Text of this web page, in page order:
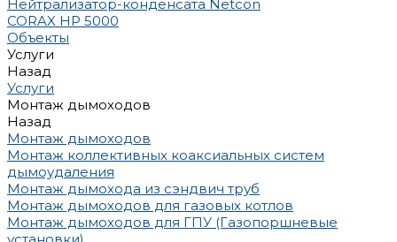
Нейтрализатор-конденсата Netcon
CORAX HP 5000
Объекты
Услуги
Назад
Услуги
Монтаж дымоходов
Назад
Монтаж дымоходов
Монтаж коллективных коаксиальных систем
дымоудаления
Монтаж дымохода из сэндвич труб
Монтаж дымоходов для газовых котлов
Монтаж дымоходов для ГПУ (Газопоршневые